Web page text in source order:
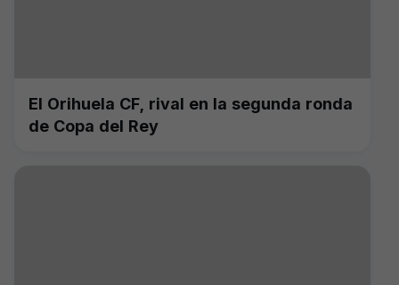
El Orihuela CF, rival en la segunda ronda
de Copa del Rey